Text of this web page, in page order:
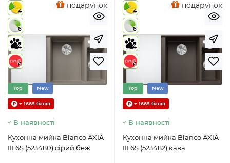
4
6
4
6
подарунок
Top New
+ 1665 балів
В наявності
Кухонна мийка Blanco AXIA
III 6S (523480) сірий беж
4
6
4
6
подарунок
Top New
+ 1665 балів
В наявності
Кухонна мийка Blanco AXIA
III 6S (523482) кава